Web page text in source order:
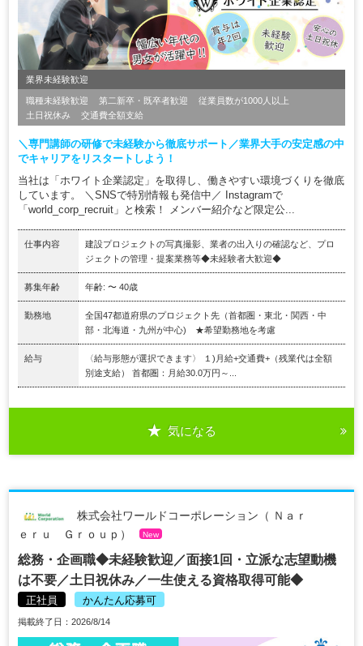
業界未経験歓迎
職種未経験歓迎 第二新卒・既卒者歓迎
従業員数が1000人以上
土日祝休み
交通費全額支給
＼専門講師の研修で未経験から徹底サポート／業界大手の安定感の中
でキャリアをリスタートしよう！
当社は「ホワイト企業認定」を取得し、働きやすい環境づくりを徹底
しています。 ＼SNSで特別情報も発信中／ Instagramで
「world_corp_recruit」と検索！ メンバー紹介など限定公...
仕事内容
建設プロジェクトの写真撮影、業者の出入りの確認など、プロ
ジェクトの管理・提案業務等◆未経験者大歓迎◆
募集年齢 年齢: 〜 40歳
勤務地
全国47都道府県のプロジェクト先（首都圏・東北・関西・中
部・北海道・九州が中心) ★希望勤務地を考慮
給与
〈給与形態が選択できます〉 １)月給+交通費+（残業代は全額
別途支給） 首都圏：月給30.0万円～...
気になる
株式会社ワールドコーポレーション（ Ｎａｒ
ｅｒｕ Ｇｒｏｕｐ）
New
総務・企画職◆未経験歓迎／面接1回・立派な志望動機
は不要／土日祝休み／一生使える資格取得可能◆
正社員 かんたん応募可
掲載終了日：2026/8/14